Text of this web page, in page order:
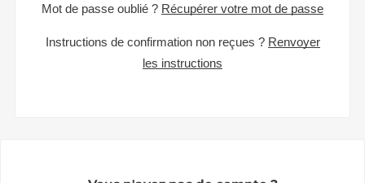
Mot de passe oublié ? Récupérer votre mot de passe
Instructions de confirmation non reçues ? Renvoyer
les instructions